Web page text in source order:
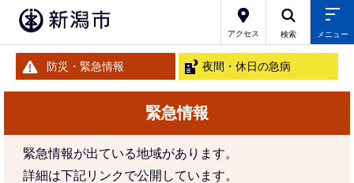
アクセス 検索 メニュー
防災・緊急情報 夜間・休日の急病
緊急情報
緊急情報が出ている地域があります。
詳細は下記リンクで公開しています。